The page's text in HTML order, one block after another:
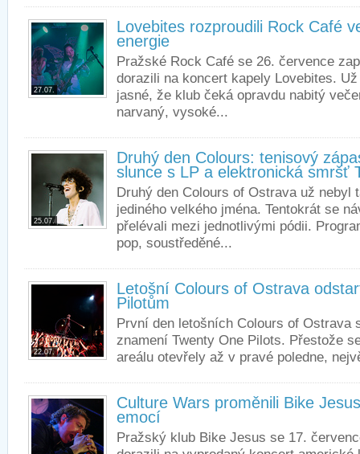
27.07.
Lovebites rozproudili Rock Café
energie
Pražské Rock Café se 26. července
dorazili na koncert kapely Lovebites.
jasné, že klub čeká opravdu nabitý
narvaný, vysoké...
25.07.
Druhý den Colours: tenisový
slunce s LP a elektronická smršť
Druhý den Colours of Ostrava už nebyl
jediného velkého jména. Tentokrát se
přelévali mezi jednotlivými pódii.
pop, soustředěné...
22.07.
Letošní Colours of Ostrava
Pilotům
První den letošních Colours of Ostrava
znamení Twenty One Pilots. Přestože
areálu otevřely až v pravé poledne,
Culture Wars proměnili Bike
emocí
Pražský klub Bike Jesus se 17.